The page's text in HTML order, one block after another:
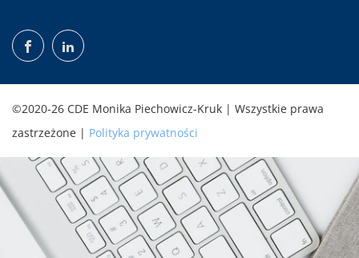
©2020-26 CDE Monika Piechowicz-Kruk | Wszystkie prawa
zastrzeżone | Polityka prywatności